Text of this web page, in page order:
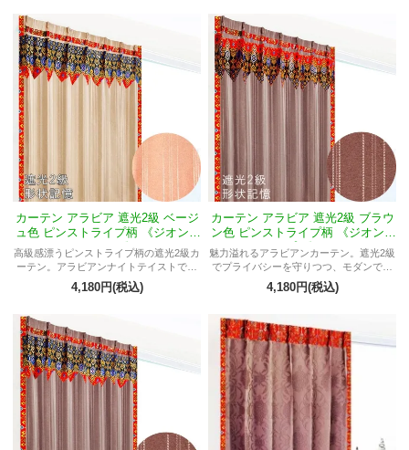
カーテン アラビア 遮光2級 ベージ
ュ色 ピンストライプ柄 《ジオンM
ヤンティ》
高級感漂うピンストライプ柄の遮光2級カ
ーテン。アラビアンナイトテイストでリ
ラックスタイムをサポート。形状記憶加
工で美しいフォルムを維持。特別な空間
4,180円(税込)
カーテン アラビア 遮光2級 ブラウ
ン色 ピンストライプ柄 《ジオンM
プジ》
魅力溢れるアラビアンカーテン。遮光2級
でプライバシーを守りつつ、モダンでエ
レガントなデザインがお部屋を彩りま
す。豪華なピンストライプ柄と金ラメ入
能も備えています。洗濯も可能でメンテ
ナンスも簡単。アラビアンナイトの雰囲
気を演出し、お部屋を一段上の空間に仕
上げます。
4,180円(税込)